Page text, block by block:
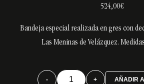
524,00€
Bandeja especial realizada en gres con
Las Meninas de Velázquez.
- + AÑADIR